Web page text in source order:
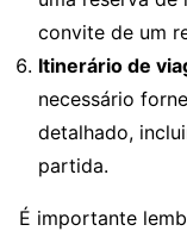
convite de um
Itinerário de
necessário
detalhado,
partida.
É importante